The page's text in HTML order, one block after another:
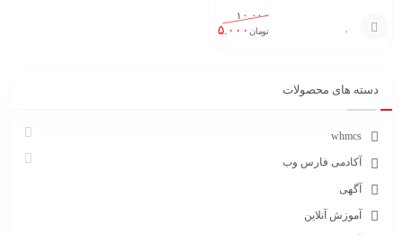
۱۰.۰۰۰
تومان ۵.۰۰۰
سبد
دسته های محصولات
whmcs
آکادمی فارس وب
آگهی
آموزش آنلاین